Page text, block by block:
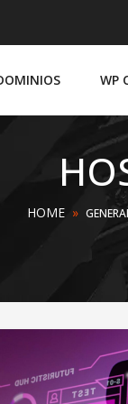
WP
HOME»